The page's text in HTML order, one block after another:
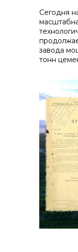
Сегодня
завода
тонн